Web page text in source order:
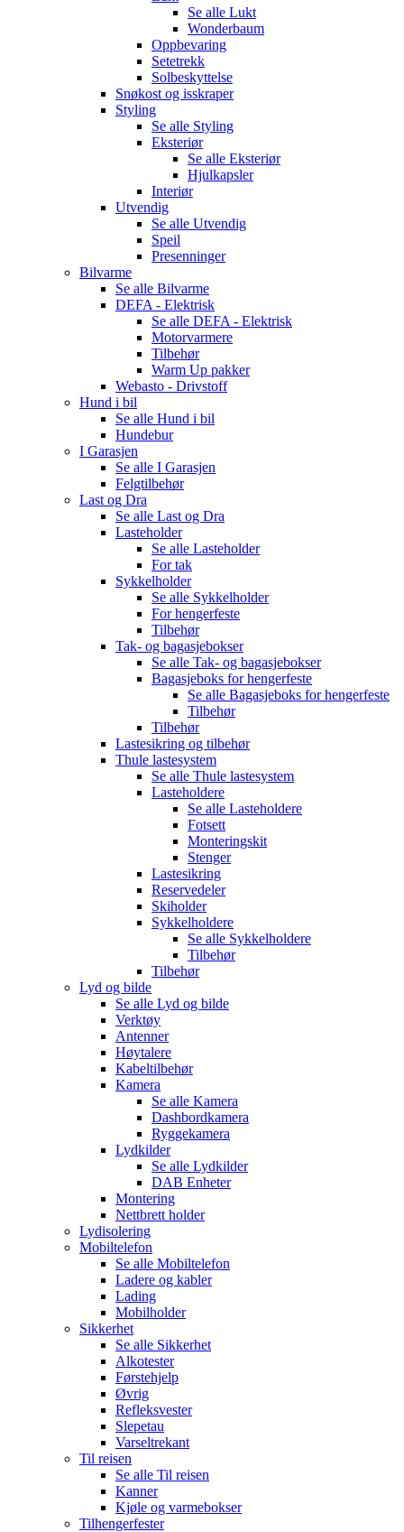
Se alle Lukt
Wonderbaum
Oppbevaring
Setetrekk
Solbeskyttelse
Snøkost og isskraper
Styling
Se alle Styling
Eksteriør
Se alle Eksteriør
Hjulkapsler
Interiør
Utvendig
Se alle Utvendig
Speil
Presenninger
Bilvarme
Se alle Bilvarme
DEFA - Elektrisk
Se alle DEFA - Elektrisk
Motorvarmere
Tilbehør
Warm Up pakker
Webasto - Drivstoff
Hund i bil
Se alle Hund i bil
Hundebur
I Garasjen
Se alle I Garasjen
Felgtilbehør
Last og Dra
Se alle Last og Dra
Lasteholder
Se alle Lasteholder
For tak
Sykkelholder
Se alle Sykkelholder
For hengerfeste
Tilbehør
Tak- og bagasjebokser
Se alle Tak- og bagasjebokser
Bagasjeboks for hengerfeste
Se alle Bagasjeboks for hengerfeste
Tilbehør
Tilbehør
Lastesikring og tilbehør
Thule lastesystem
Se alle Thule lastesystem
Lasteholdere
Se alle Lasteholdere
Fotsett
Monteringskit
Stenger
Lastesikring
Reservedeler
Skiholder
Sykkelholdere
Se alle Sykkelholdere
Tilbehør
Tilbehør
Lyd og bilde
Se alle Lyd og bilde
Verktøy
Antenner
Høytalere
Kabeltilbehør
Kamera
Se alle Kamera
Dashbordkamera
Ryggekamera
Lydkilder
Se alle Lydkilder
DAB Enheter
Montering
Nettbrett holder
Lydisolering
Mobiltelefon
Se alle Mobiltelefon
Ladere og kabler
Lading
Mobilholder
Sikkerhet
Se alle Sikkerhet
Alkotester
Førstehjelp
Øvrig
Refleksvester
Slepetau
Varseltrekant
Til reisen
Se alle Til reisen
Kanner
Kjøle og varmebokser
Tilhengerfester